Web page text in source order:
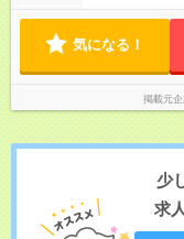
気になる！
掲載元企
少
求